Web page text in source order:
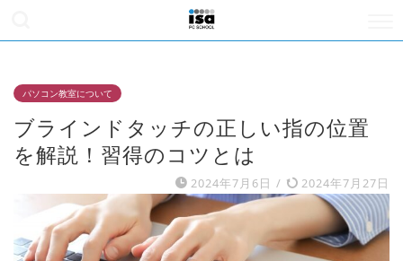
パソコン教室について
ブラインドタッチの正しい指の位置
を解説！習得のコツとは
2024年7月6日 / 2024年7月27日